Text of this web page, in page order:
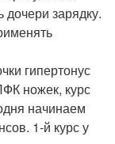
дочери зарядку.
гипертонус
ножек, курс
начинаем
1-й курс у